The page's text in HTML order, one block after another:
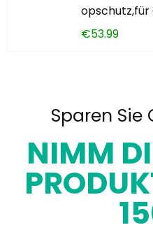
opschutz,für
€53.99
Sparen Sie
NIMM